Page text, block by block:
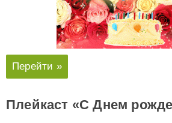
Перейти »
Плейкаст «С Днем